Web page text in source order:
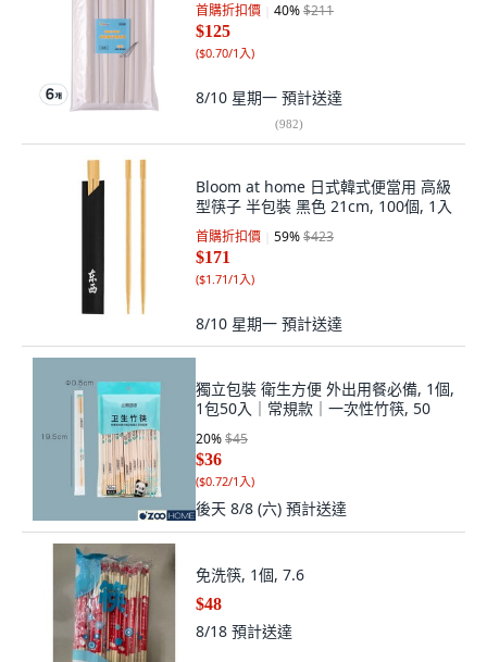
首購折扣價 40%$211
$125
($0.70/1入)
8/10 星期一 預計送達
(982)
Bloom at home 日式韓式便當用 高級
型筷子 半包裝 黑色 21cm, 100個, 1入
首購折扣價 59%$423
$171
($1.71/1入)
8/10 星期一 預計送達
獨立包裝 衛生方便 外出用餐必備, 1個,
1包50入｜常規款｜一次性竹筷, 50
20%$45
$36
($0.72/1入)
後天 8/8 (六) 預計送達
免洗筷, 1個, 7.6
$48
8/18 預計送達